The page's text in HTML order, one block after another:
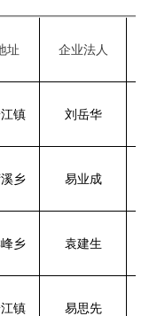
址 企业法人
镇 刘岳华
乡 易业成
乡 袁建生
镇 易思先